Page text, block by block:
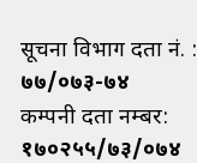
सूचना विभाग दर्ता नं. :
७७/०७३-७४
कम्पनी दर्ता नम्बर:
१७०२५५/७३/०७४